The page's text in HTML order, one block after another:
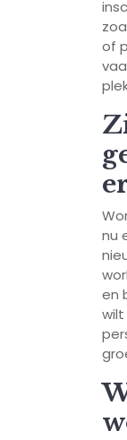
of
nu
en